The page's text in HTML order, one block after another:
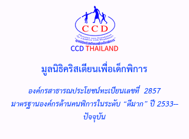
มูลนิธิคริสเตียนเพื่อเด็กพิการ
องค์กรสาธารณประโยชน์ทะเบียนเลขที่ 2857
มาตรฐานองค์กรด้านคนพิการในระดับ “ดีมาก” ปี 2533--
ปัจจุบัน